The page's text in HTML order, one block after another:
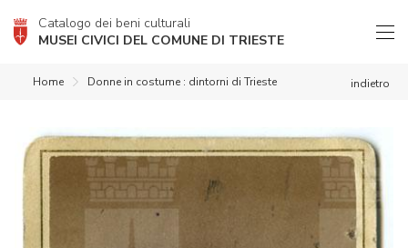
Catalogo dei beni culturali
MUSEI CIVICI DEL COMUNE DI TRIESTE
indietro
Home Donne in costume : dintorni di Trieste